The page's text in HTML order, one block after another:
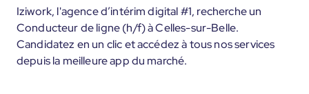
Iziwork, l'agence d’intérim digital #1, recherche un
Conducteur de ligne (h/f) à Celles-sur-Belle.
Candidatez en un clic et accédez à tous nos services
depuis la meilleure app du marché.